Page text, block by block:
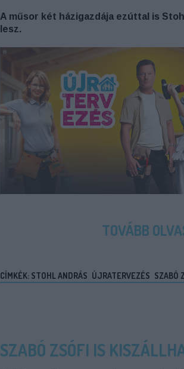
A műsor két házigazdája ezúttal is
lesz.
TOVÁBB
CÍMKÉK: STOHL ANDRÁS ÚJRATERVEZÉS SZABÓ
SZABÓ ZSÓFI IS